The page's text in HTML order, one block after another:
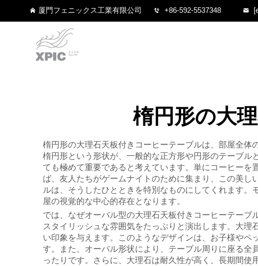
厦門フェニックス工業有限公司 +86-592-5537348
楕円形の大
楕円形の大理石天板付きコーヒーテーブルは、部屋全
楕円形という形状が、一般的な正方形や円形のテーブ
ても極めて重要であると考えています。単にコーヒーを
ば、友人たちがゲームナイトのために集まり、この美
ルは、そうしたひとときを特別なものにしてくれます
屋の視覚的な中心的存在となります。
では、なぜオーバル型の大理石天板付きコーヒーテーブ
スタイリッシュな雰囲気をたっぷりと演出します。大
い印象を与えます。このようなデザインは、お子様や
す。また、オーバル形状により、テーブル周りに座る
ったりです。さらに、大理石は耐久性が高く、長期間